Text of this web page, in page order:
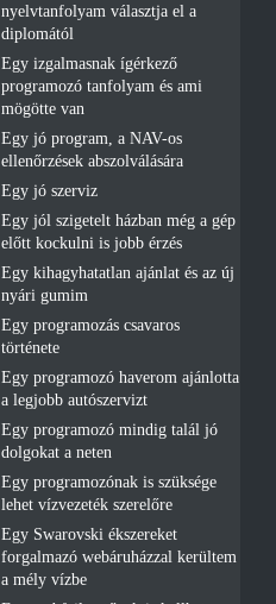
nyelvtanfolyam választja el a
diplomától
Egy izgalmasnak ígérkező
programozó tanfolyam és ami
mögötte van
Egy jó program, a NAV-os
ellenőrzések abszolválására
Egy jó szerviz
Egy jól szigetelt házban még a gép
előtt kockulni is jobb érzés
Egy kihagyhatatlan ajánlat és az új
nyári gumim
Egy programozás csavaros
története
Egy programozó haverom ajánlotta
a legjobb autószervizt
Egy programozó mindig talál jó
dolgokat a neten
Egy programozónak is szüksége
lehet vízvezeték szerelőre
Egy Swarovski ékszereket
forgalmazó webáruházzal kerültem
a mély vízbe